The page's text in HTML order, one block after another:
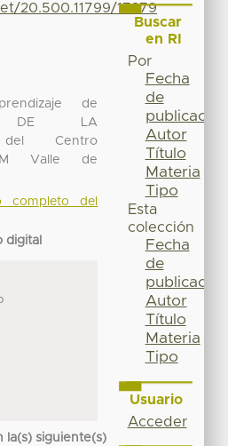
20.500.11799/17379
de
DE LA
del Centro
Valle de
completo del
digital
la(s) siguiente(s)
Buscar
en RI
Por
Fecha
de
publicación
Autor
Título
Materia
Tipo
Esta
colección
Fecha
de
publicación
Autor
Título
Materia
Tipo
Usuario
Acceder